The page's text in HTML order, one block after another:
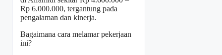
Rp 6.000.000, tergantung pada
pengalaman dan kinerja.
Bagaimana cara melamar pekerjaan
ini?